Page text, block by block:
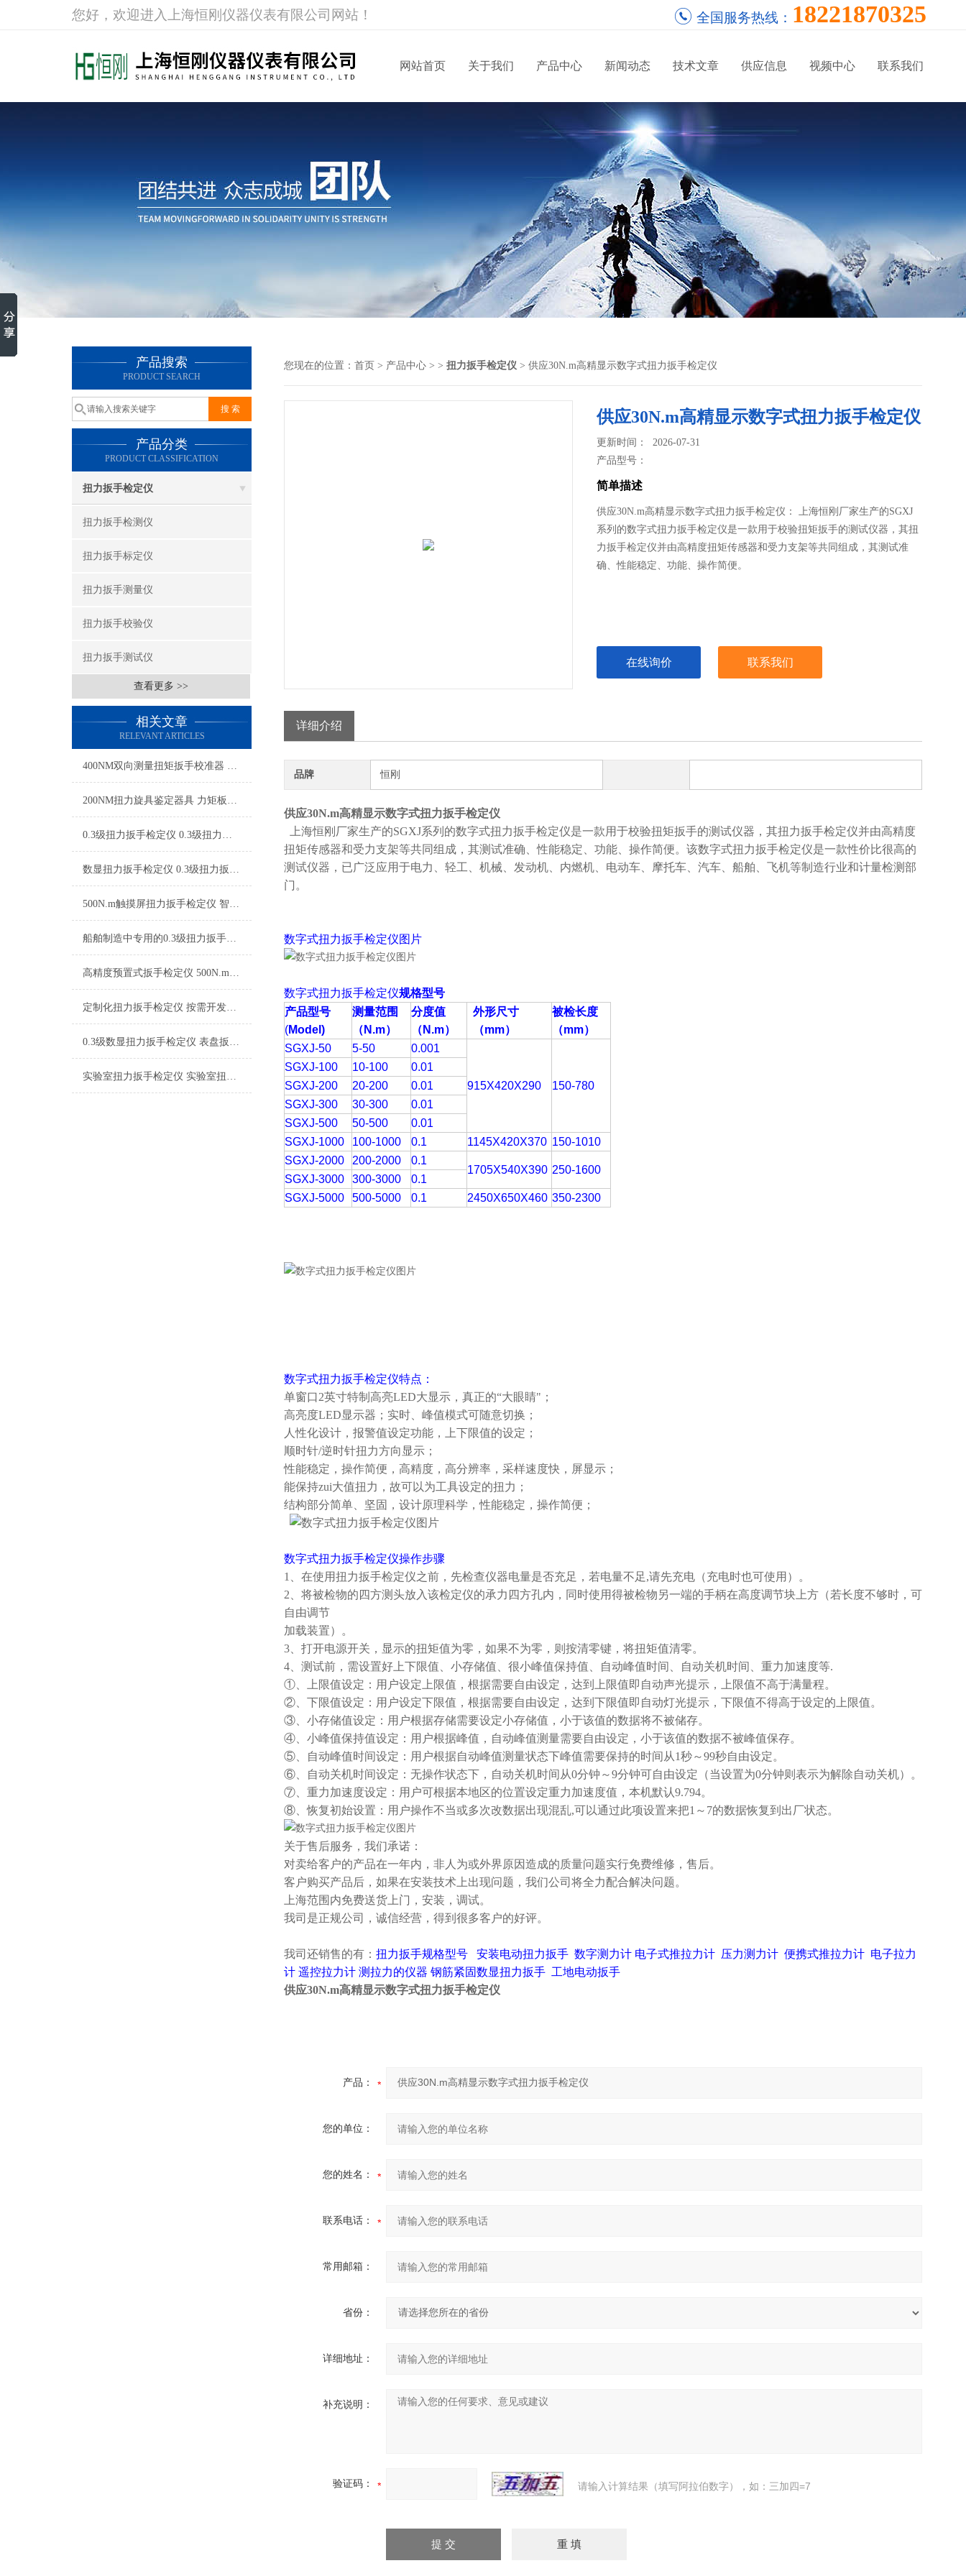
您好，欢迎进入上海恒刚仪器仪表有限公司网站！ 全国服务热线： 18221870325
网站首页 关于我们 产品中心 新闻动态 技术文章 供应信息 视频中心 联系我们
产品搜索
PRODUCT SEARCH
产品分类
PRODUCT CLASSIFICATION
扭力扳手检定仪
扭力扳手检测仪
扭力扳手标定仪
扭力扳手测量仪
扭力扳手校验仪
扭力扳手测试仪
查看更多 >>
相关文章
RELEVANT ARTICLES
400NM双向测量扭矩扳手校准器 扭矩扳手双向检定装置厂家
200NM扭力旋具鉴定器具 力矩板子检测装置 扭矩工具标定设备厂家
0.3级扭力扳手检定仪 0.3级扭力工具校准仪 0.3级智能扭力扳手校验仪品牌
数显扭力扳手检定仪 0.3级扭力扳手检定仪 台式扭矩扳子检定仪厂家
500N.m触摸屏扭力扳手检定仪 智能数字扭力扳手测试仪0.3级精度
船舶制造中专用的0.3级扭力扳手检定仪
高精度预置式扳手检定仪 500N.m重型机械用的大扭矩校准设备
定制化扭力扳手检定仪 按需开发扭力板子检定仪 非标设计扭力扳手检定设备
0.3级数显扭力扳手检定仪 表盘扳手扭矩校准仪 制造业扳手扭矩校准仪
实验室扭力扳手检定仪 实验室扭矩扳手校准设备 实验室扭矩扳手检测器品牌
您现在的位置： 首页 > 产品中心 > > 扭力扳手检定仪 > 供应30N.m高精显示数字式扭力扳手检定仪
供应30N.m高精显示数字式扭力扳手检定仪
更新时间： 2026-07-31
产品型号：
简单描述
供应30N.m高精显示数字式扭力扳手检定仪： 上海恒刚厂家生产的SGXJ
系列的数字式扭力扳手检定仪是一款用于校验扭矩扳手的测试仪器，其扭
力扳手检定仪并由高精度扭矩传感器和受力支架等共同组成，其测试准
确、性能稳定、功能、操作简便。
在线询价 联系我们
详细介绍
品牌 恒刚
供应30N.m高精显示数字式扭力扳手检定仪
上海恒刚厂家生产的SGXJ系列的数字式扭力扳手检定仪是一款用于校验扭矩扳手的测试仪器，其扭力扳手检定仪并由高精度
扭矩传感器和受力支架等共同组成，其测试准确、性能稳定、功能、操作简便。该数字式扭力扳手检定仪是一款性价比很高的
测试仪器，已广泛应用于电力、轻工、机械、发动机、内燃机、电动车、摩托车、汽车、船舶、飞机等制造行业和计量检测部
门。
数字式扭力扳手检定仪图片
数字式扭力扳手检定仪规格型号
产品型号
(Model)
测量范围
（N.m）
分度值
（N.m）
外形尺寸
（mm）
被检长度
（mm）
SGXJ-50
5-50 0.001
915X420X290 150-780
SGXJ-100 10-100
0.01
SGXJ-200
20-200
0.01
SGXJ-300
30-300
0.01
SGXJ-500
50-500
0.01
SGXJ-1000
100-1000 0.1 1145X420X370 150-1010
SGXJ-2000
200-2000 0.1
1705X540X390 250-1600
SGXJ-3000 300-3000
0.1
SGXJ-5000
500-5000 0.1 2450X650X460 350-2300
数字式扭力扳手检定仪特点：
单窗口2英寸特制高亮LED大显示，真正的“大眼睛"；
高亮度LED显示器；实时、峰值模式可随意切换；
人性化设计，报警值设定功能，上下限值的设定；
顺时针/逆时针扭力方向显示；
性能稳定，操作简便，高精度，高分辨率，采样速度快，屏显示；
能保持zui大值扭力，故可以为工具设定的扭力；
结构部分简单、坚固，设计原理科学，性能稳定，操作简便；
数字式扭力扳手检定仪操作步骤
1、在使用扭力扳手检定仪之前，先检查仪器电量是否充足，若电量不足,请先充电（充电时也可使用）。
2、将被检物的四方测头放入该检定仪的承力四方孔内，同时使用得被检物另一端的手柄在高度调节块上方（若长度不够时，可
自由调节
加载装置）。
3、打开电源开关，显示的扭矩值为零，如果不为零，则按清零键，将扭矩值清零。
4、测试前，需设置好上下限值、小存储值、很小峰值保持值、自动峰值时间、自动关机时间、重力加速度等.
①、上限值设定：用户设定上限值，根据需要自由设定，达到上限值即自动声光提示，上限值不高于满量程。
②、下限值设定：用户设定下限值，根据需要自由设定，达到下限值即自动灯光提示，下限值不得高于设定的上限值。
③、小存储值设定：用户根据存储需要设定小存储值，小于该值的数据将不被储存。
④、小峰值保持值设定：用户根据峰值，自动峰值测量需要自由设定，小于该值的数据不被峰值保存。
⑤、自动峰值时间设定：用户根据自动峰值测量状态下峰值需要保持的时间从1秒～99秒自由设定。
⑥、自动关机时间设定：无操作状态下，自动关机时间从0分钟～9分钟可自由设定（当设置为0分钟则表示为解除自动关机）。
⑦、重力加速度设定：用户可根据本地区的位置设定重力加速度值，本机默认9.794。
⑧、恢复初始设置：用户操作不当或多次改数据出现混乱,可以通过此项设置来把1～7的数据恢复到出厂状态。
关于售后服务，我们承诺：
对卖给客户的产品在一年内，非人为或外界原因造成的质量问题实行免费维修，售后。
客户购买产品后，如果在安装技术上出现问题，我们公司将全力配合解决问题。
上海范围内免费送货上门，安装，调试。
我司是正规公司，诚信经营，得到很多客户的好评。
我司还销售的有： 扭力扳手规格型号 安装电动扭力扳手 数字测力计 电子式推拉力计 压力测力计 便携式推拉力计 电子拉力
计 遥控拉力计 测拉力的仪器 钢筋紧固数显扭力扳手 工地电动扳手
供应30N.m高精显示数字式扭力扳手检定仪
产品：
您的单位：
您的姓名：
联系电话：
常用邮箱：
省份：
详细地址：
补充说明：
验证码： 请输入计算结果（填写阿拉伯数字），如：三加四=7